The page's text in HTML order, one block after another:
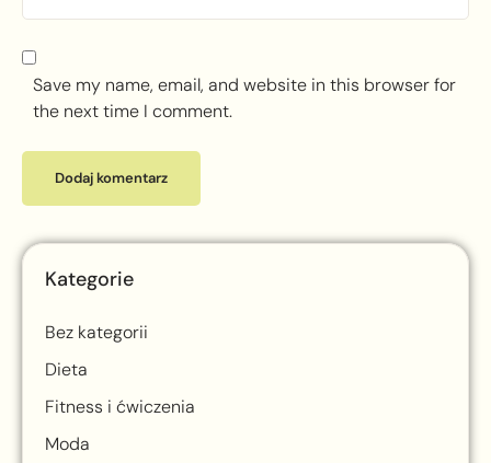
Save my name, email, and website in this browser for
the next time I comment.
Kategorie
Bez kategorii
Dieta
Fitness i ćwiczenia
Moda